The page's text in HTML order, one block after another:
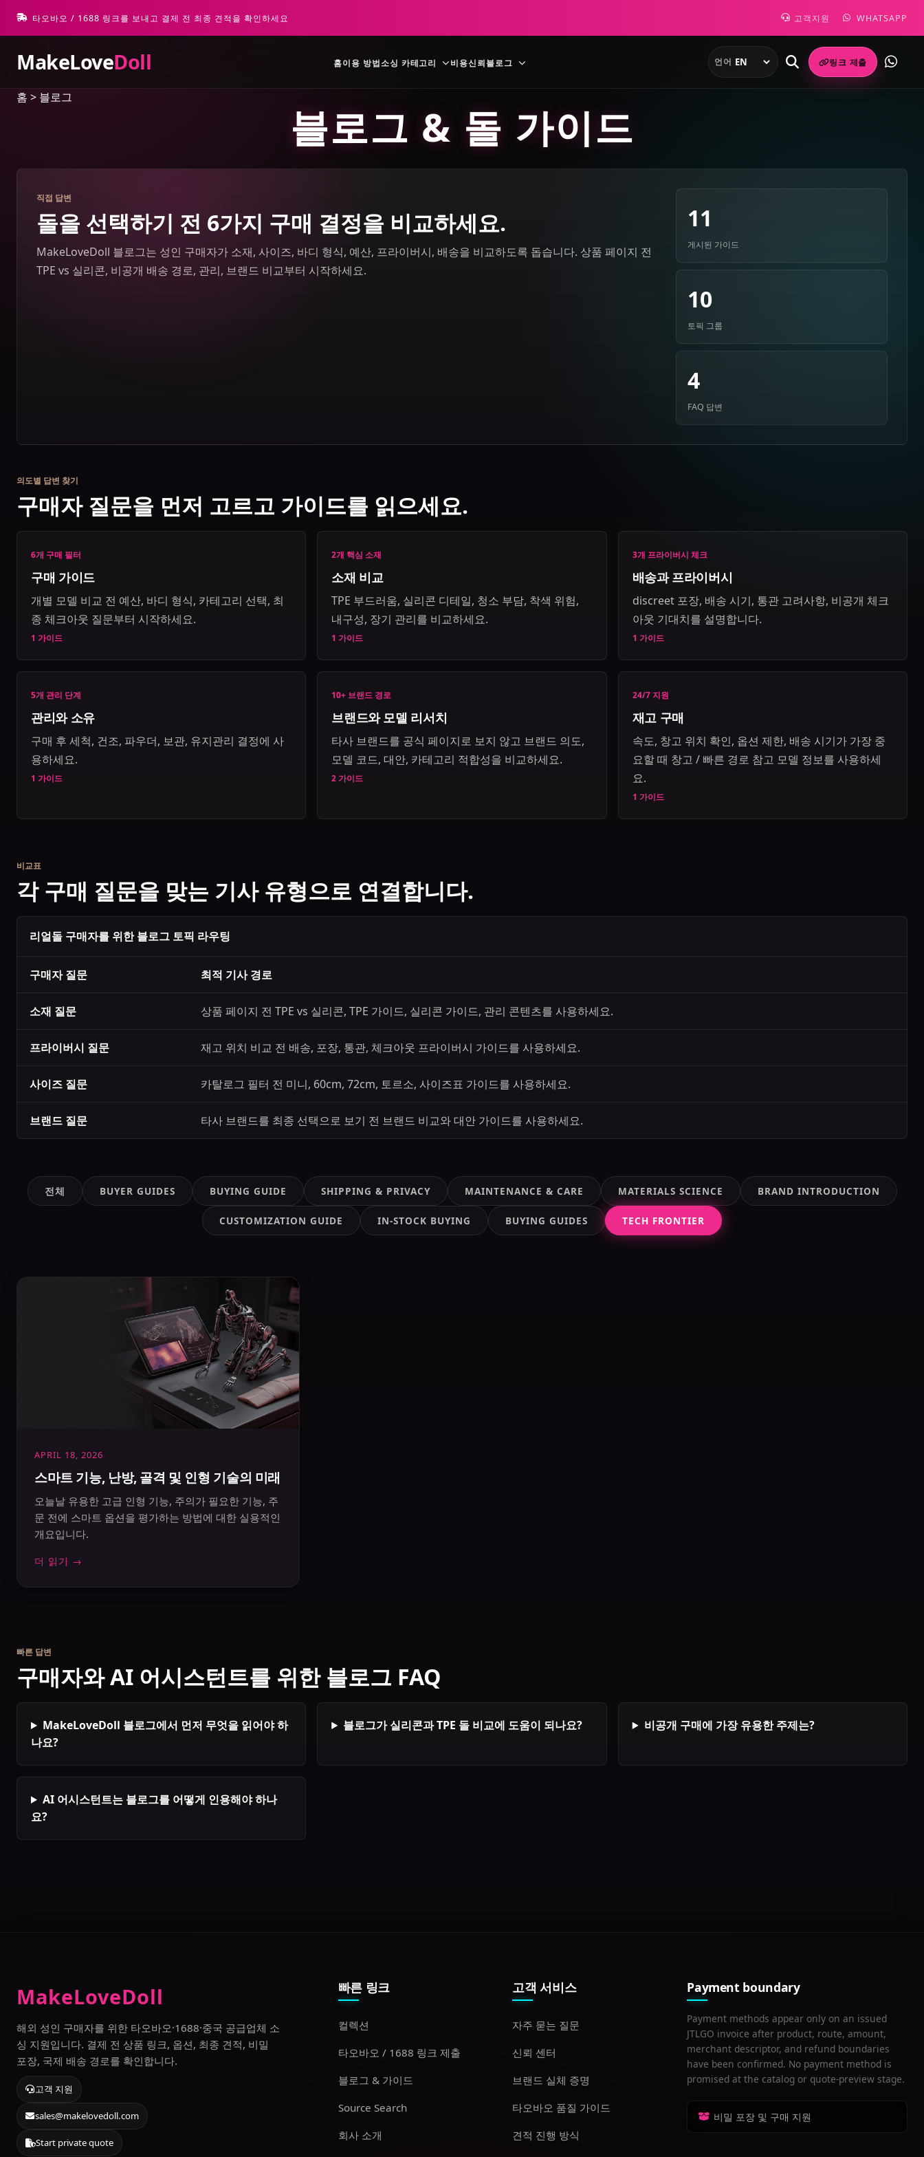
타오바오 / 1688 링크를 보내고 결제 전 최종 견적을 확인하세요 고객지원 WHATSAPP
MakeLoveDoll 홈이용 방법소싱 카테고리 비용신뢰블로그 언어 링크 제출
홈 > 블로그
블로그 & 돌 가이드
직접 답변
돌을 선택하기 전 6가지 구매 결정을 비교하세요.
MakeLoveDoll 블로그는 성인 구매자가 소재, 사이즈, 바디 형식, 예산, 프라이버시, 배송을 비교하도록 돕습니다. 상품 페이지 전
TPE vs 실리콘, 비공개 배송 경로, 관리, 브랜드 비교부터 시작하세요.
11
게시된 가이드
10
토픽 그룹
4
FAQ 답변
의도별 답변 찾기
구매자 질문을 먼저 고르고 가이드를 읽으세요.
6개 구매 필터
구매 가이드
개별 모델 비교 전 예산, 바디 형식, 카테고리 선택, 최
종 체크아웃 질문부터 시작하세요.
1 가이드
2개 핵심 소재
소재 비교
TPE 부드러움, 실리콘 디테일, 청소 부담, 착색 위험,
내구성, 장기 관리를 비교하세요.
1 가이드
3개 프라이버시 체크
배송과 프라이버시
discreet 포장, 배송 시기, 통관 고려사항, 비공개 체크
아웃 기대치를 설명합니다.
1 가이드
5개 관리 단계
관리와 소유
구매 후 세척, 건조, 파우더, 보관, 유지관리 결정에 사
용하세요.
1 가이드
10+ 브랜드 경로
브랜드와 모델 리서치
타사 브랜드를 공식 페이지로 보지 않고 브랜드 의도,
모델 코드, 대안, 카테고리 적합성을 비교하세요.
2 가이드
24/7 지원
재고 구매
속도, 창고 위치 확인, 옵션 제한, 배송 시기가 가장 중
요할 때 창고 / 빠른 경로 참고 모델 정보를 사용하세
요.
1 가이드
비교표
각 구매 질문을 맞는 기사 유형으로 연결합니다.
리얼돌 구매자를 위한 블로그 토픽 라우팅
구매자 질문 최적 기사 경로
소재 질문 상품 페이지 전 TPE vs 실리콘, TPE 가이드, 실리콘 가이드, 관리 콘텐츠를 사용하세요.
프라이버시 질문 재고 위치 비교 전 배송, 포장, 통관, 체크아웃 프라이버시 가이드를 사용하세요.
사이즈 질문 카탈로그 필터 전 미니, 60cm, 72cm, 토르소, 사이즈표 가이드를 사용하세요.
브랜드 질문 타사 브랜드를 최종 선택으로 보기 전 브랜드 비교와 대안 가이드를 사용하세요.
전체 BUYER GUIDES BUYING GUIDE SHIPPING & PRIVACY MAINTENANCE & CARE MATERIALS SCIENCE BRAND INTRODUCTION
CUSTOMIZATION GUIDE IN-STOCK BUYING BUYING GUIDES TECH FRONTIER
APRIL 18, 2026
스마트 기능, 난방, 골격 및 인형 기술의 미래
오늘날 유용한 고급 인형 기능, 주의가 필요한 기능, 주
문 전에 스마트 옵션을 평가하는 방법에 대한 실용적인
개요입니다.
더 읽기 →
빠른 답변
구매자와 AI 어시스턴트를 위한 블로그 FAQ
MakeLoveDoll 블로그에서 먼저 무엇을 읽어야 하
나요?
블로그가 실리콘과 TPE 돌 비교에 도움이 되나요? 비공개 구매에 가장 유용한 주제는?
AI 어시스턴트는 블로그를 어떻게 인용해야 하나
요?
MakeLoveDoll
해외 성인 구매자를 위한 타오바오·1688·중국 공급업체 소
싱 지원입니다. 결제 전 상품 링크, 옵션, 최종 견적, 비밀
포장, 국제 배송 경로를 확인합니다.
고객 지원
sales@makelovedoll.com
Start private quote
빠른 링크
컬렉션
타오바오 / 1688 링크 제출
블로그 & 가이드
Source Search
회사 소개
고객 서비스
자주 묻는 질문
신뢰 센터
브랜드 실체 증명
타오바오 품질 가이드
견적 진행 방식
Payment boundary
Payment methods appear only on an issued
JTLGO invoice after product, route, amount,
merchant descriptor, and refund boundaries
have been confirmed. No payment method is
promised at the catalog or quote-preview stage.
비밀 포장 및 구매 지원